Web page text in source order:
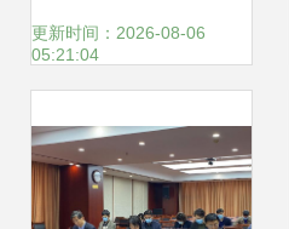
图精品路线文体活
更新时间：2026-08-06
05:21:04